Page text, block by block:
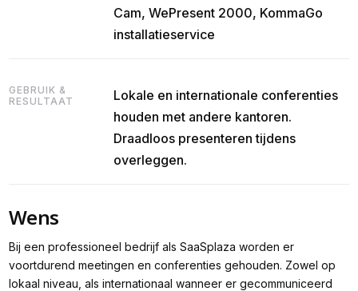
Cam, WePresent 2000, KommaGo
installatieservice
GEBRUIK &
RESULTAAT
Lokale en internationale conferenties
houden met andere kantoren.
Draadloos presenteren tijdens
overleggen.
Wens
Bij een professioneel bedrijf als SaaSplaza worden er
voortdurend meetingen en conferenties gehouden. Zowel op
lokaal niveau, als internationaal wanneer er gecommuniceerd